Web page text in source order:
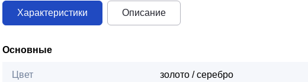
Характеристики Описание
Основные
Цвет золото / серебро